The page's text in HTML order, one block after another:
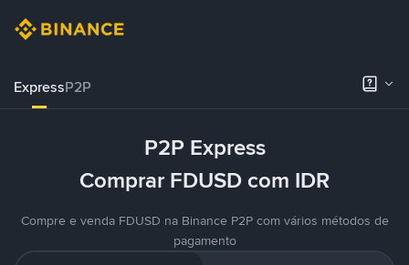
ExpressP2P
P2P Express
Comprar FDUSD com IDR
Compre e venda FDUSD na Binance P2P com vários métodos de
pagamento